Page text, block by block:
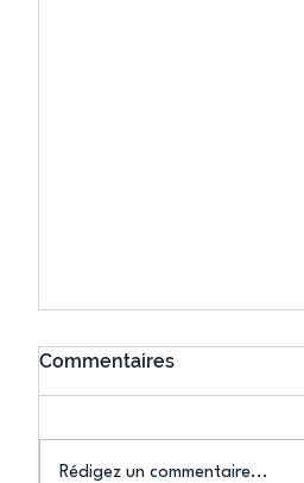
Commentaires
Rédigez un commentaire...